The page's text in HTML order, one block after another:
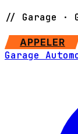
// Garage ·
APPELER
Garage